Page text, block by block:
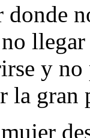
y no
la gran